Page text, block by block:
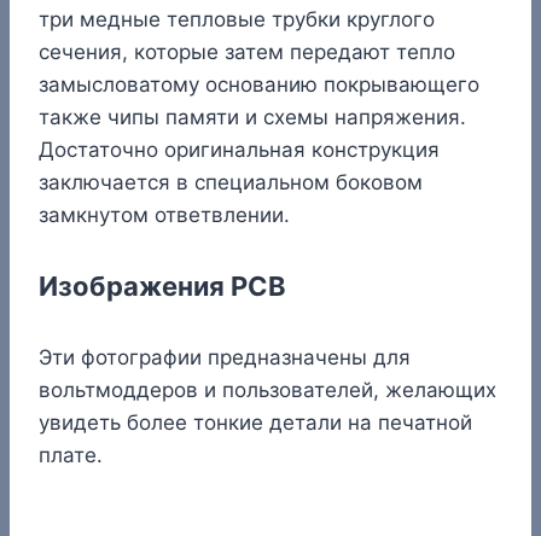
три медные тепловые трубки круглого
сечения, которые затем передают тепло
замысловатому основанию покрывающего
также чипы памяти и схемы напряжения.
Достаточно оригинальная конструкция
заключается в специальном боковом
замкнутом ответвлении.
Изображения PCB
Эти фотографии предназначены для
вольтмоддеров и пользователей, желающих
увидеть более тонкие детали на печатной
плате.